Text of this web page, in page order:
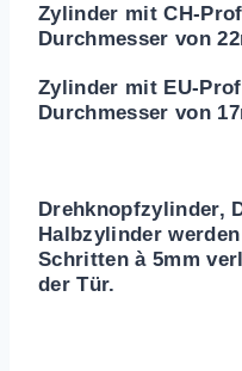
Zylinder mit CH-
Durchmesser von
Zylinder mit EU-
Durchmesser von
Drehknopfzylinder,
Halbzylinder
Schritten à 5mm
der Tür.